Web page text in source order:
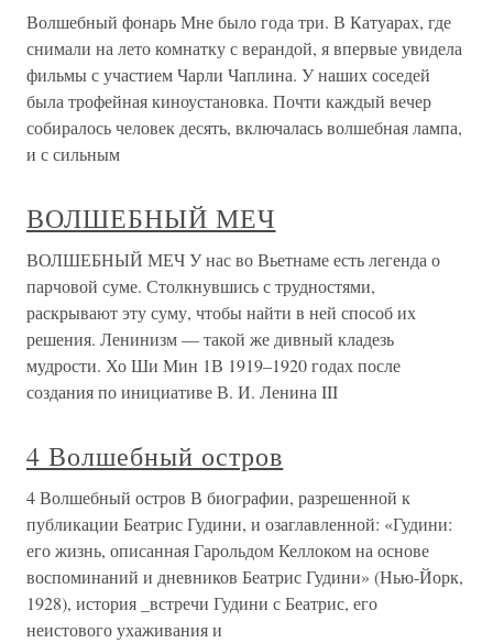
Волшебный фонарь Мне было года три. В Катуарах, где
снимали на лето комнатку с верандой, я впервые увидела
фильмы с участием Чарли Чаплина. У наших соседей
была трофейная киноустановка. Почти каждый вечер
собиралось человек десять, включалась волшебная лампа,
и с сильным
ВОЛШЕБНЫЙ МЕЧ
ВОЛШЕБНЫЙ МЕЧ У нас во Вьетнаме есть легенда о
парчовой суме. Столкнувшись с трудностями,
раскрывают эту суму, чтобы найти в ней способ их
решения. Ленинизм — такой же дивный кладезь
мудрости. Хо Ши Мин 1В 1919–1920 годах после
создания по инициативе В. И. Ленина III
4 Волшебный остров
4 Волшебный остров В биографии, разрешенной к
публикации Беатрис Гудини, и озаглавленной: «Гудини:
его жизнь, описанная Гарольдом Келлоком на основе
воспоминаний и дневников Беатрис Гудини» (Нью-Йорк,
1928), история _встречи Гудини с Беатрис, его
неистового ухаживания и